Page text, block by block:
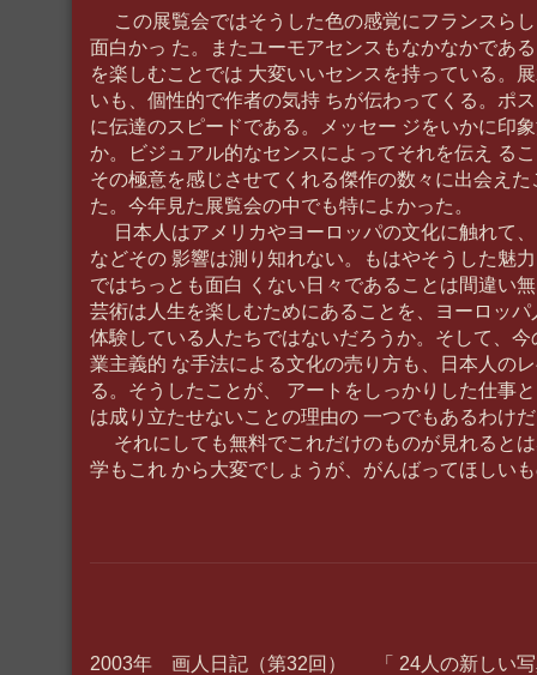
この展覧会ではそうした色の感覚にフランスら
面白かっ た。またユーモアセンスもなかなかであ
を楽しむことでは 大変いいセンスを持っている。
いも、個性的で作者の気持 ちが伝わってくる。ポ
に伝達のスピードである。メッセー ジをいかに印
か。ビジュアル的なセンスによってそれを伝え る
その極意を感じさせてくれる傑作の数々に出会え
た。今年見た展覧会の中でも特によかった。
日本人はアメリカやヨーロッパの文化に触れて
などその 影響は測り知れない。もはやそうした魅
ではちっとも面白 くない日々であることは間違
芸術は人生を楽しむためにあることを、ヨーロッ
体験している人たちではないだろうか。そして、
業主義的 な手法による文化の売り方も、日本人の
る。そうしたことが、 アートをしっかりした仕事
は成り立たせないことの理由の 一つでもあるわけ
それにしても無料でこれだけのものが見れると
学もこれ から大変でしょうが、がんばってほしい
2003年 画人日記（第32回） 「 24人の新しい